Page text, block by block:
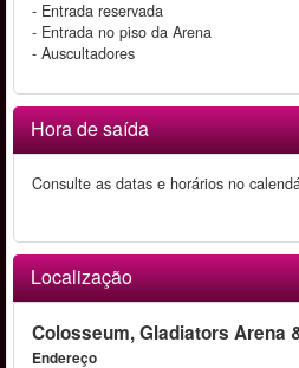
- Entrada reservada
- Entrada no piso da Arena
- Auscultadores
Hora de saída
Consulte as datas e horários no
Localização
Colosseum, Gladiators Arena
Endereço